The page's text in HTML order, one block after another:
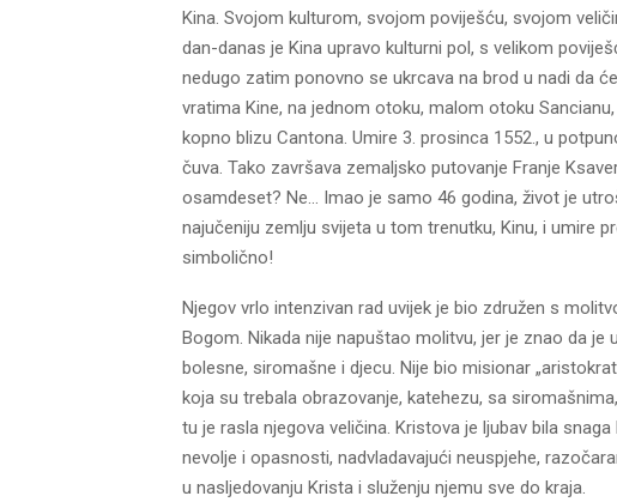
Kina. Svojom kulturom, svojom poviješću, svojom
dan-danas je Kina upravo kulturni pol, s velikom
nedugo zatim ponovno se ukrcava na brod u nadi da
vratima Kine, na jednom otoku, malom otoku
kopno blizu Cantona. Umire 3. prosinca 1552., u
čuva. Tako završava zemaljsko putovanje Franje
osamdeset? Ne… Imao je samo 46 godina, život je
najučeniju zemlju svijeta u tom trenutku, Kinu, i umire
simbolično!
Njegov vrlo intenzivan rad uvijek je bio združen s
Bogom. Nikada nije napuštao molitvu, jer je znao da
bolesne, siromašne i djecu. Nije bio misionar
koja su trebala obrazovanje, katehezu, sa
tu je rasla njegova veličina. Kristova je ljubav bila
nevolje i opasnosti, nadvladavajući neuspjehe,
u nasljedovanju Krista i služenju njemu sve do kraja.